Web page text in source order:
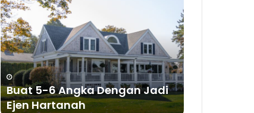
5-
6
Angka
Dengan
Jadi
Ejen
Hartanah
Buat 5-6 Angka Dengan Jadi
Ejen Hartanah
Dengan
Bisnes
Sabun